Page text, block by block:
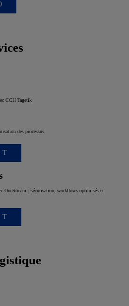
CCH Tagetik
des processus
OneStream : sécurisation, workflows optimisés et